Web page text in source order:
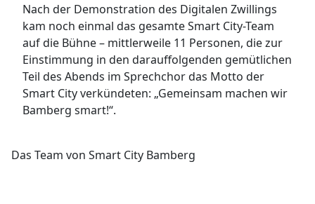
Nach der Demonstration des Digitalen Zwillings
kam noch einmal das gesamte Smart City-Team
auf die Bühne – mittlerweile 11 Personen, die zur
Einstimmung in den darauffolgenden gemütlichen
Teil des Abends im Sprechchor das Motto der
Smart City verkündeten: „Gemeinsam machen wir
Bamberg smart!“.
Das Team von Smart City Bamberg